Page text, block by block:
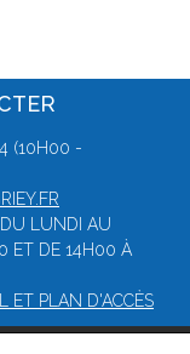
(10H00 -
DU LUNDI AU
ET DE 14H00 À
ET PLAN D'ACCÈS